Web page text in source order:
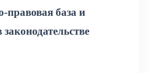
правовая база и